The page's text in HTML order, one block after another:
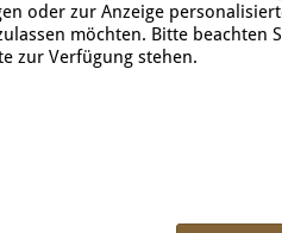
zu unseren
"Vital" am Vormittag oder vorab
Sandwichs verschieden gefüllt,
oder zur Anzeige
möchten. Bitte beachten
zur Verfügung stehen.